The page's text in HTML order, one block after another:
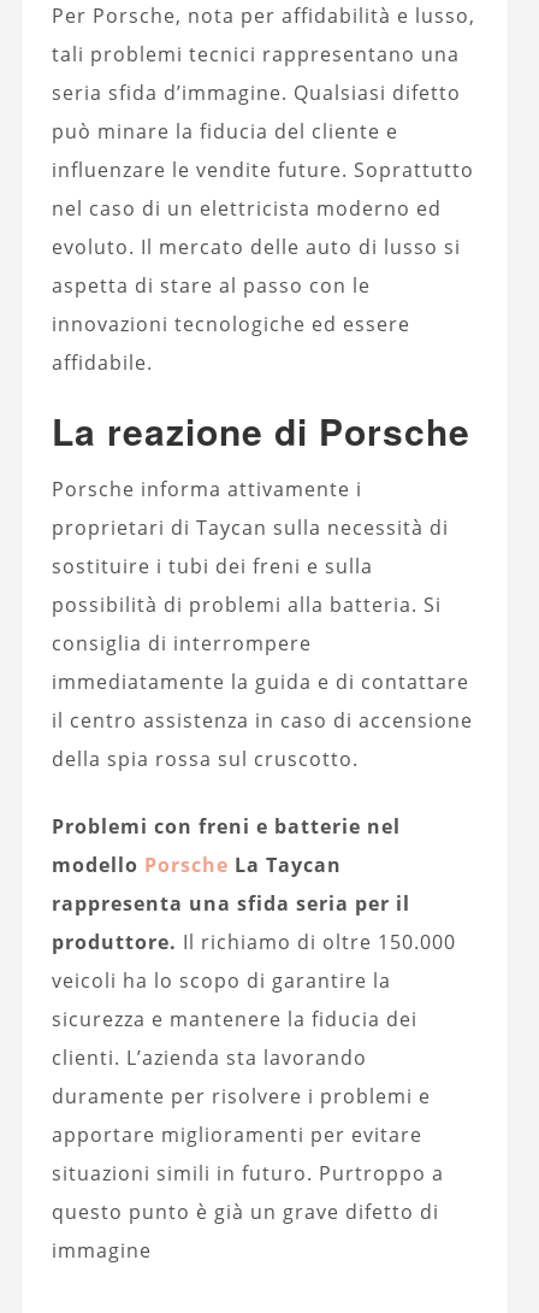
Per Porsche, nota per affidabilità e lusso,
tali problemi tecnici rappresentano una
seria sfida d’immagine. Qualsiasi difetto
può minare la fiducia del cliente e
influenzare le vendite future. Soprattutto
nel caso di un elettricista moderno ed
evoluto. Il mercato delle auto di lusso si
aspetta di stare al passo con le
innovazioni tecnologiche ed essere
affidabile.
La reazione di Porsche
Porsche informa attivamente i
proprietari di Taycan sulla necessità di
sostituire i tubi dei freni e sulla
possibilità di problemi alla batteria. Si
consiglia di interrompere
immediatamente la guida e di contattare
il centro assistenza in caso di accensione
della spia rossa sul cruscotto.
Problemi con freni e batterie nel
modello Porsche La Taycan
rappresenta una sfida seria per il
produttore. Il richiamo di oltre 150.000
veicoli ha lo scopo di garantire la
sicurezza e mantenere la fiducia dei
clienti. L’azienda sta lavorando
duramente per risolvere i problemi e
apportare miglioramenti per evitare
situazioni simili in futuro. Purtroppo a
questo punto è già un grave difetto di
immagine